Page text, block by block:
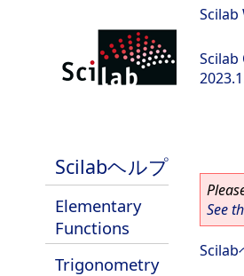
Scilab
Scilab
Scilabヘルプ
Elementary
Functions
Trigonometry
See
Scilab